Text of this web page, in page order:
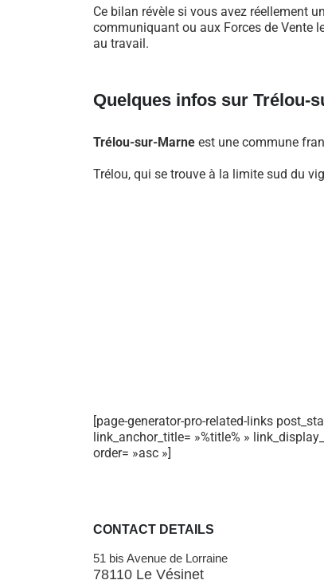
Ce bilan révèle si vous avez réellement
communiquant ou aux Forces de Vente
au travail.
Quelques infos sur Trélou-
Trélou-sur-Marne est une commune
Trélou, qui se trouve à la limite sud du
[page-generator-pro-related-links
link_anchor_title= »%title% »
order= »asc »]
CONTACT DETAILS
51 bis Avenue de Lorraine
78110 Le Vésinet